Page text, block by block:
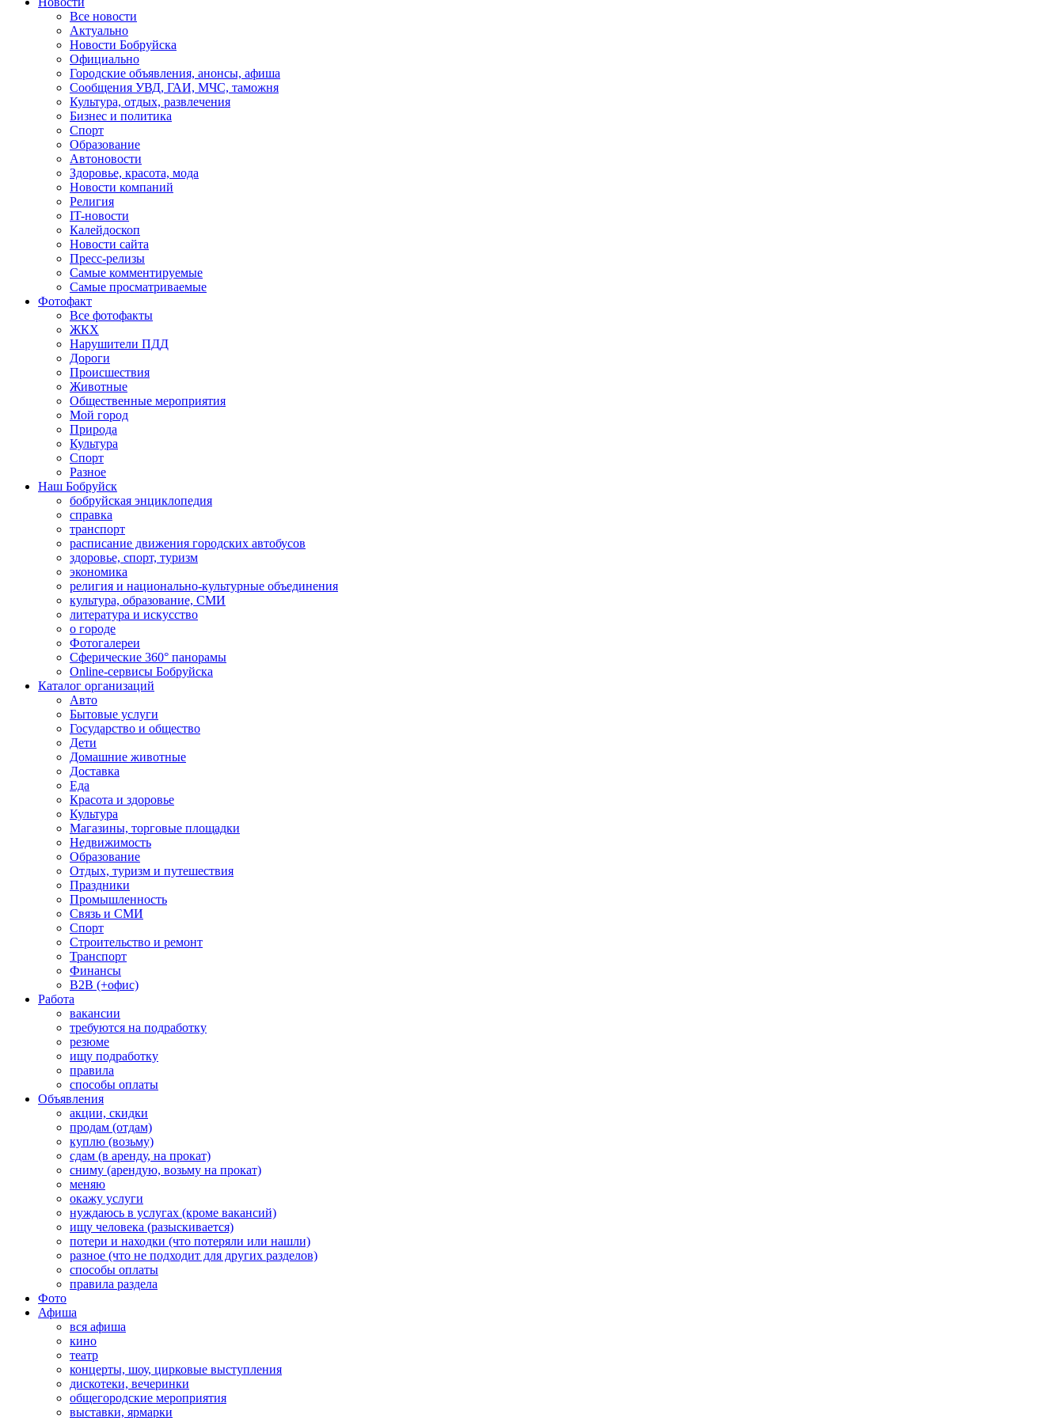
Все новости
Актуально
Новости Бобруйска
Официально
Городские объявления, анонсы, афиша
Сообщения УВД, ГАИ, МЧС, таможня
Культура, отдых, развлечения
Бизнес и политика
Спорт
Образование
Автоновости
Здоровье, красота, мода
Новости компаний
Религия
IT-новости
Калейдоскоп
Новости сайта
Пресс-релизы
Самые комментируемые
Самые просматриваемые
Фотофакт
Все фотофакты
ЖКХ
Нарушители ПДД
Дороги
Происшествия
Животные
Общественные мероприятия
Мой город
Природа
Культура
Спорт
Разное
Наш Бобруйск
бобруйская энциклопедия
справка
транспорт
расписание движения городских автобусов
здоровье, спорт, туризм
экономика
религия и национально-культурные объединения
культура, образование, СМИ
литература и искусство
о городе
Фотогалереи
Сферические 360° панорамы
Online-сервисы Бобруйска
Каталог организаций
Авто
Бытовые услуги
Государство и общество
Дети
Домашние животные
Доставка
Еда
Красота и здоровье
Культура
Магазины, торговые площадки
Недвижимость
Образование
Отдых, туризм и путешествия
Праздники
Промышленность
Связь и СМИ
Спорт
Строительство и ремонт
Транспорт
Финансы
B2B (+офис)
Работа
вакансии
требуются на подработку
резюме
ищу подработку
правила
способы оплаты
Объявления
акции, скидки
продам (отдам)
куплю (возьму)
сдам (в аренду, на прокат)
сниму (арендую, возьму на прокат)
меняю
окажу услуги
нуждаюсь в услугах (кроме вакансий)
ищу человека (разыскивается)
потери и находки (что потеряли или нашли)
разное (что не подходит для других разделов)
способы оплаты
правила раздела
Фото
Афиша
вся афиша
кино
театр
концерты, шоу, цирковые выступления
дискотеки, вечеринки
общегородские мероприятия
выставки, ярмарки